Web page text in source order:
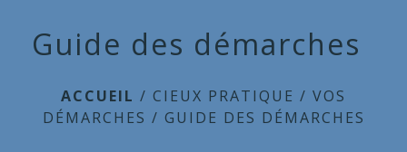
Guide des démarches
ACCUEIL / CIEUX PRATIQUE / VOS
DÉMARCHES / GUIDE DES DÉMARCHES